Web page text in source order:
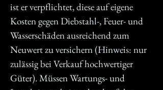
ist er verpflichtet, diese auf eigene
Kosten gegen Diebstahl-, Feuer- und
Wasserschäden ausreichend zum
Neuwert zu versichern (Hinweis: nur
zulässig bei Verkauf hochwertiger
Güter). Müssen Wartungs- und